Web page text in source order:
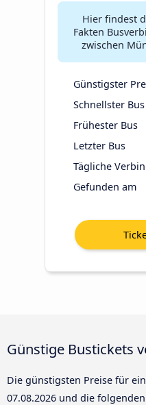
Hier findest
Fakten
zwischen
Günstigster
Schnellster Bus
Frühester Bus
Letzter Bus
Tägliche
Gefunden am
Günstige Bustickets
Die günstigsten Preise für
07.08.2026 und die folgenden